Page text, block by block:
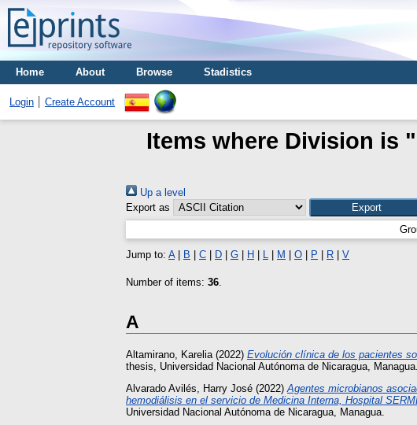
Home About Browse Stadistics
Login Create Account
Items where Division is
Up a level
Export as
Jump to: A| B C D G H L M O P R V
Number of items: 36.
A
Altamirano, Karelia(2022) Evolución clínica de los pacientes
thesis, Universidad Nacional Autónoma de Nicaragua, Managua.
Alvarado Avilés, Harry José (2022) Agentes microbianos
hemodiálisis en el servicio de Medicina Interna, Hospital
Universidad Nacional Autónoma de Nicaragua, Managua.